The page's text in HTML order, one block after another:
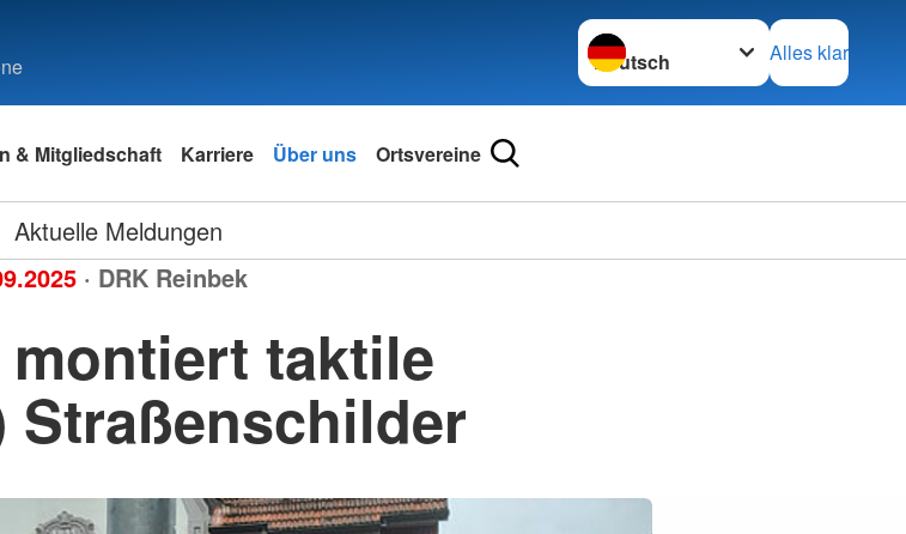
Sprache wechseln zu
Alles klar
& Mitgliedschaft Karriere Über uns Ortsvereine
Aktuelle Meldungen
· DRK Reinbek
montiert taktile
Straßenschilder